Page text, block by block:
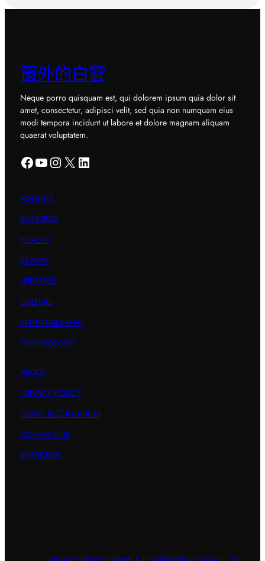
窗外的白雲
Neque porro quisquam est, qui dolorem ipsum quia dolor sit
amet, consectetur, adipisci velit, sed quia non numquam eius
modi tempora incidunt ut labore et dolore magnam aliquam
quaerat voluptatem.
Facebook YouTube Instagram X LinkedIn
POLITICS
BUSINESS
HEALTH
BEAUTY
LIFESTYLE
CULTURE
ENTERTAINMENT
TECHNOLOGY
ABOUT
PRIVACY POLICY
TERMS & CONDITION
CONTACT US
SUBSCRIBE